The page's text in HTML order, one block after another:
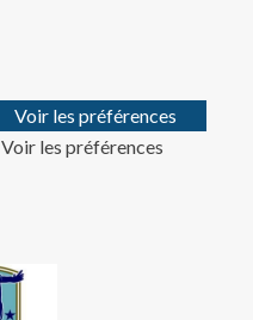
Voir les préférences
Voir les préférences